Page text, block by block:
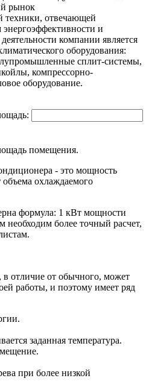
рынок
техники, отвечающей
и
компании является
оборудования:
сплит-системы,
компрессорно-
оборудование.
помещения.
- это мощность
охлаждаемого
формула: 1 кВт мощности
необходим более точный расчет,
отличие от обычного, может
работы, и поэтому имеет ряд
заданная температура.
при более низкой